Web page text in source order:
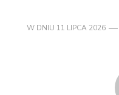
W DNIU 11 LIPCA 2026